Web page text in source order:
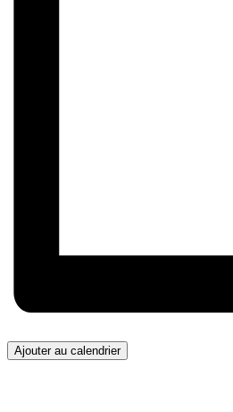
Ajouter au calendrier